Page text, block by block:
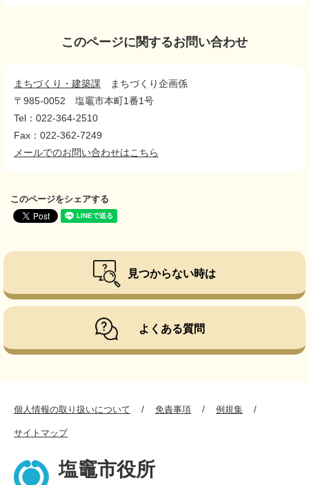
このページに関するお問い合わせ
まちづくり・建築課
まちづくり企画係
〒985-0052
塩竈市本町1番1号
Tel：022-364-2510
Fax：022-362-7249
メールでのお問い合わせはこちら
このページをシェアする
見つからない時は
よくある質問
個人情報の取り扱いについて 免責事項 例規集
サイトマップ
塩竈市役所